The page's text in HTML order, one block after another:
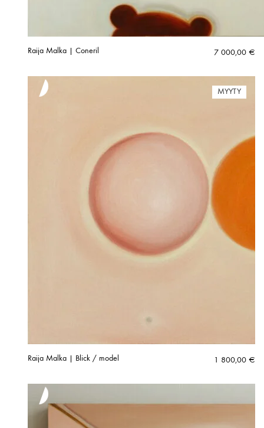
Raija Malka | Coneril 7 000,00 €
MYYTY
Raija Malka | Blick / model 1 800,00 €